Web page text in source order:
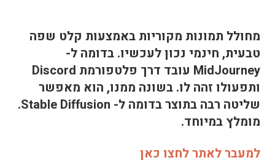
מחולל תמונות מקוריות באמצעות קלט שפה
טבעית, חינמי נכון לעכשיו. בדומה ל-
MidJourney עובד דרך פלטפורמת Discord
ותפעולו זהה לו. בשונה ממנו, הוא מאפשר
שליטה רבה בתוצר בדומה ל- Stable Diffusion.
מומלץ במיוחד.
למעבר לאתר לחצו כאן